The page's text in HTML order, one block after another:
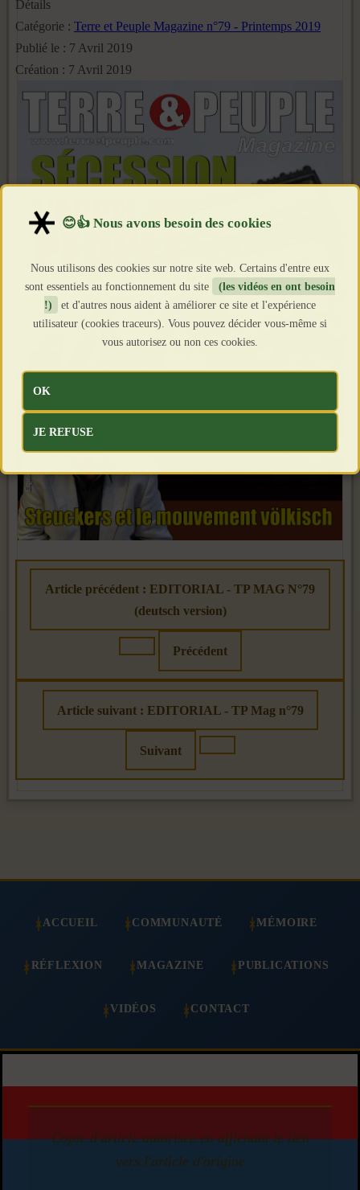
Détails
Catégorie : Terre et Peuple Magazine n°79 - Printemps 2019
Publié le : 7 Avril 2019
Création : 7 Avril 2019
Article précédent : EDITORIAL - TP MAG N°79
(deutsch version)
Précédent
Article suivant : EDITORIAL - TP Mag n°79
Suivant
ACCUEIL COMMUNAUTÉ MÉMOIRE
RÉFLEXION MAGAZINE PUBLICATIONS
VIDÉOS CONTACT
Copie d'article autorisée en affichant le lien
vers l'article d'origine
Nous utilisons des cookies sur notre site web. Certains d'entre eux
sont essentiels au fonctionnement du site
(les vidéos en ont besoin
!)
et d'autres nous aident à améliorer ce site et l'expérience
utilisateur (cookies traceurs). Vous pouvez décider vous-même si
vous autorisez ou non ces cookies.
OK
JE REFUSE